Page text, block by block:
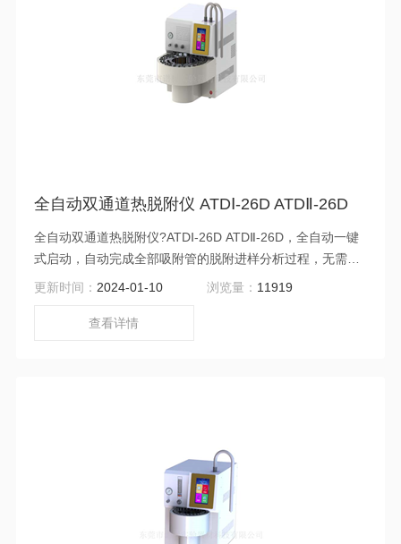
全自动双通道热脱附仪 ATDⅠ-26D ATDⅡ-26D
全自动双通道热脱附仪?ATDⅠ-26D ATDⅡ-26D，全自动一键
式启动，自动完成全部吸附管的脱附进样分析过程，无需人
员值守；触摸屏控制，界面信息丰富、齐全，操作简单；12
更新时间： 2024-01-10 浏览量： 11919
查看详情